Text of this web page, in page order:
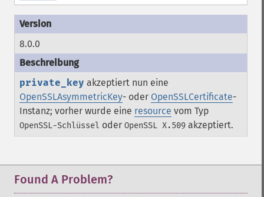
8.0.0
private_key akzeptiert nun eine
OpenSSLAsymmetricKey- oder OpenSSLCertificate-
Instanz; vorher wurde eine resource vom Typ
OpenSSL-Schlüssel oder OpenSSL X.509 akzeptiert.
Found A Problem?